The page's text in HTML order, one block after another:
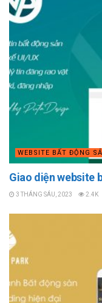
WEBSITE BẤT ĐỘNG
Giao diện website
3 THÁNG SÁU, 2023 2.4K